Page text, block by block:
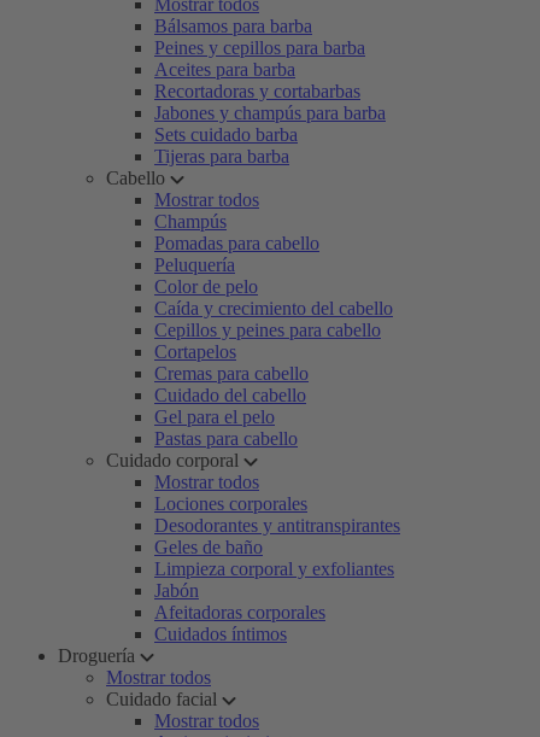
Mostrar todos
Bálsamos para barba
Peines y cepillos para barba
Aceites para barba
Recortadoras y cortabarbas
Jabones y champús para barba
Sets cuidado barba
Tijeras para barba
Cabello
Mostrar todos
Champús
Pomadas para cabello
Peluquería
Color de pelo
Caída y crecimiento del cabello
Cepillos y peines para cabello
Cortapelos
Cremas para cabello
Cuidado del cabello
Gel para el pelo
Pastas para cabello
Cuidado corporal
Mostrar todos
Lociones corporales
Desodorantes y antitranspirantes
Geles de baño
Limpieza corporal y exfoliantes
Jabón
Afeitadoras corporales
Cuidados íntimos
Droguería
Mostrar todos
Cuidado facial
Mostrar todos